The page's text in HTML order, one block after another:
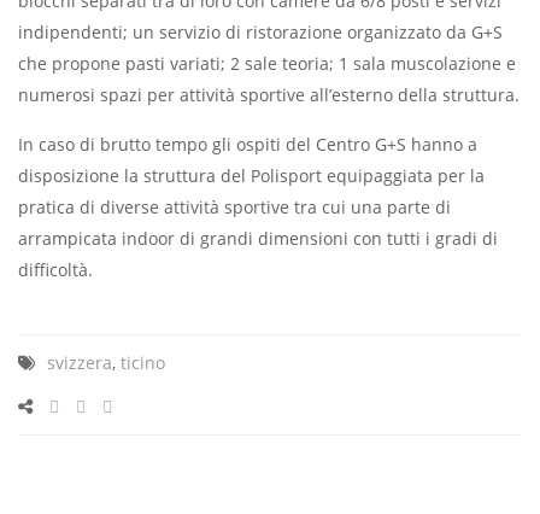
indipendenti; un servizio di ristorazione organizzato da G+S
che propone pasti variati; 2 sale teoria; 1 sala muscolazione e
numerosi spazi per attività sportive all’esterno della struttura.
In caso di brutto tempo gli ospiti del Centro G+S hanno a
disposizione la struttura del Polisport equipaggiata per la
pratica di diverse attività sportive tra cui una parte di
arrampicata indoor di grandi dimensioni con tutti i gradi di
difficoltà.
svizzera, ticino